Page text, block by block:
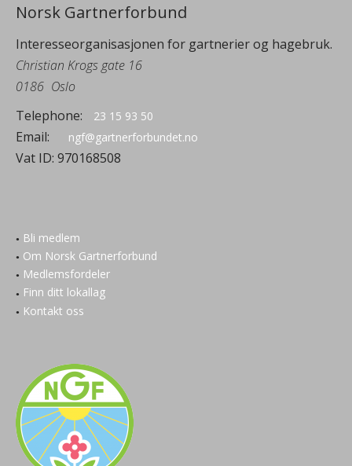
Norsk Gartnerforbund
Interesseorganisasjonen for gartnerier og hagebruk.
Christian Krogs gate 16
0186 Oslo
Telephone:
23 15 93 50
Email: ngf@gartnerforbundet.no
Vat ID: 970168508
Bli medlem
Om Norsk Gartnerforbund
Medlemsfordeler
Finn ditt lokallag
Kontakt oss